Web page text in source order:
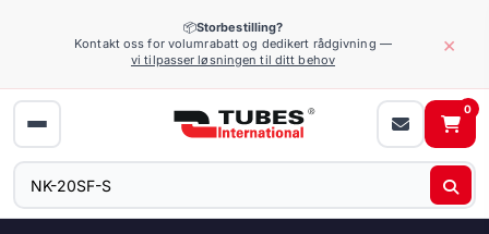
📦Storbestilling?
Kontakt oss for volumrabatt og dedikert rådgivning —
vi tilpasser løsningen til ditt behov
×
0